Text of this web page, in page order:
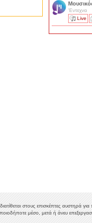
'Εντεχνα
Live
στους επισκέπτες αυστηρά
μέσο, μετά ή άνευ